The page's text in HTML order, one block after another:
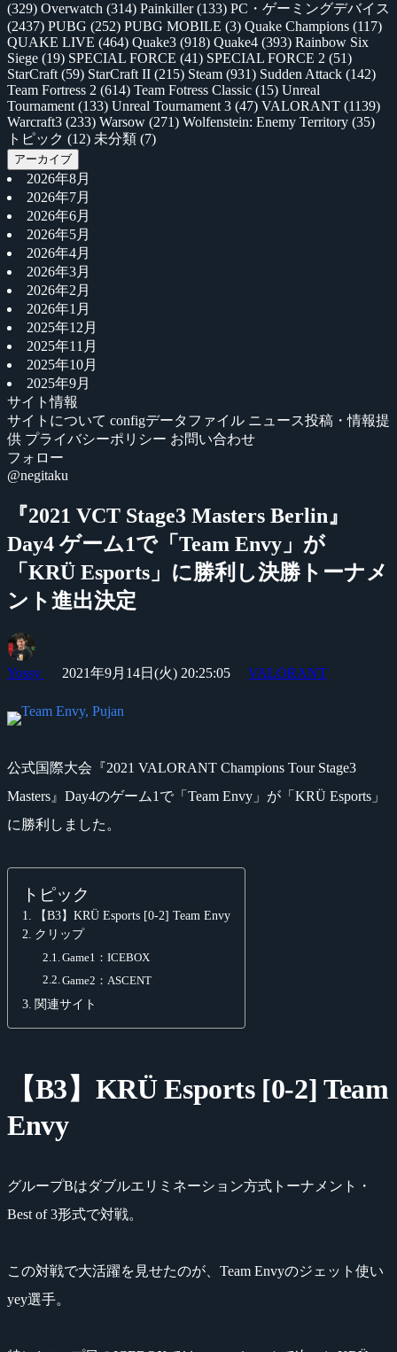
(329) Overwatch (314) Painkiller(133) PC・ゲーミングデバイス
(2437) PUBG (252) PUBG MOBILE (3) Quake Champions (117)
QUAKE LIVE (464) Quake3 (918) Quake4 (393) Rainbow Six
Siege (19) SPECIAL FORCE (41) SPECIAL FORCE 2 (51)
StarCraft (59) StarCraft II (215) Steam (931) Sudden Attack (142)
Team Fortress 2 (614) Team Fotress Classic (15) Unreal
Tournament (133) Unreal Tournament 3 (47) VALORANT (1139)
Warcraft3 (233) Warsow (271) Wolfenstein: Enemy Territory (35)
トピック (12) 未分類 (7)
アーカイブ
2026年8月
2026年7月
2026年6月
2026年5月
2026年4月
2026年3月
2026年2月
2026年1月
2025年12月
2025年11月
2025年10月
2025年9月
サイト情報
サイトについて configデータファイル ニュース投稿・情報提
供 プライバシーポリシー お問い合わせ
フォロー
@negitaku
『2021 VCT Stage3 Masters Berlin』
Day4 ゲーム1で「Team Envy」が
「KRÜ Esports」に勝利し決勝トーナメ
ント進出決定
Yossy 2021年9月14日(火) 20:25:05 VALORANT
公式国際大会『2021 VALORANT Champions Tour Stage3
Masters』Day4のゲーム1で「Team Envy」が「KRÜ Esports」
に勝利しました。
トピック
【B3】KRÜ Esports [0-2] Team Envy
クリップ
Game1：ICEBOX
Game2：ASCENT
関連サイト
【B3】KRÜ Esports [0-2] Team
Envy
グループBはダブルエリミネーション方式トーナメント・
Best of 3形式で対戦。
この対戦で大活躍を見せたのが、Team Envyのジェット使い
yey選手。